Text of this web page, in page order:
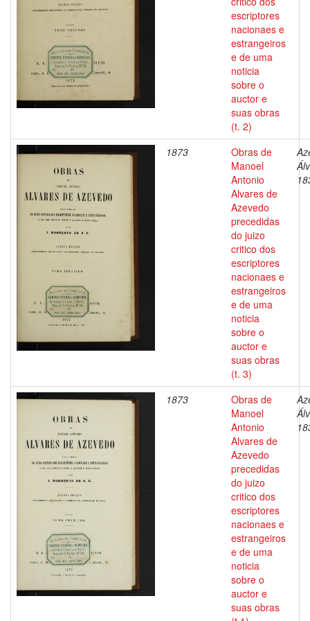
escriptores
nacionaes e
estrangeiros
e de uma
noticia
sobre o
auctor e
suas obras
(t. 2)
1873
Obras de
Manoel
Antonio
Alvares de
Azevedo
precedidas
do juizo
critico dos
escriptores
nacionaes e
estrangeiros
e de uma
noticia
sobre o
auctor e
suas obras
(t. 3)
1873
Obras de
Manoel
Antonio
Alvares de
Azevedo
precedidas
do juizo
critico dos
escriptores
nacionaes e
estrangeiros
e de uma
noticia
sobre o
auctor e
suas obras